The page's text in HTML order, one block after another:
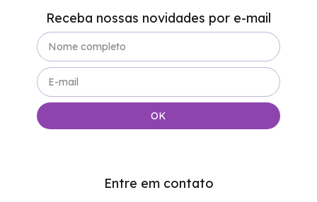
Receba nossas novidades por e-mail
Entre em contato